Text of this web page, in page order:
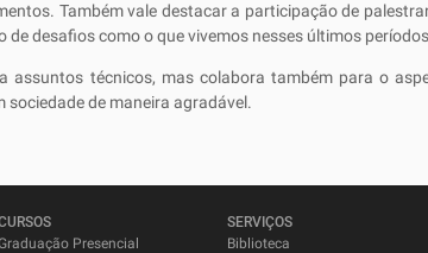
Também vale destacar a participação de
de desafios como o que vivemos nesses últimos
assuntos técnicos, mas colabora também para o
de maneira agradável.
Presencial
SERVIÇOS
Biblioteca